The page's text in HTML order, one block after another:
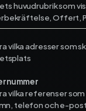
huvudrubrik som
Offert,
vilka adresser som
vilka referenser som
telefon och e-